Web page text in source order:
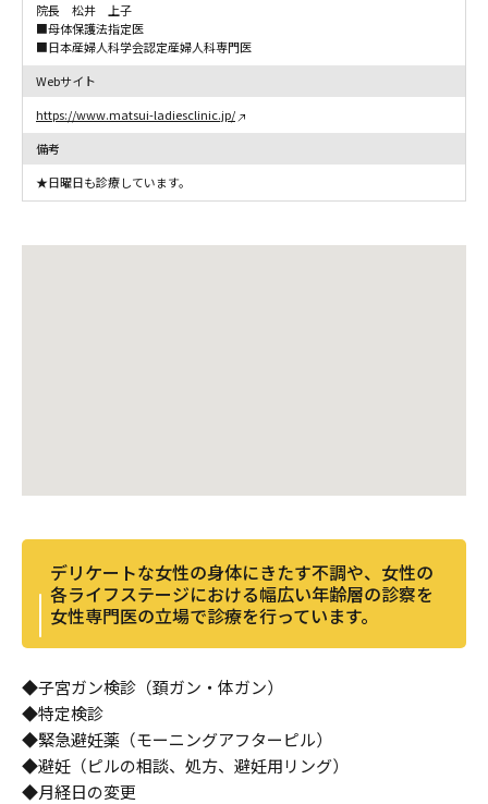
院長 松井 上子
■母体保護法指定医
■日本産婦人科学会認定産婦人科専門医
Webサイト
https://www.matsui-ladiesclinic.jp/
備考
★日曜日も診療しています。
デリケートな女性の身体にきたす不調や、女性の
各ライフステージにおける幅広い年齢層の診察を
女性専門医の立場で診療を行っています。
◆子宮ガン検診（頚ガン・体ガン）
◆特定検診
◆緊急避妊薬（モーニングアフターピル）
◆避妊（ピルの相談、処方、避妊用リング）
◆月経日の変更